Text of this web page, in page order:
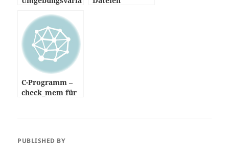
C-Programm –
check_mem für
PUBLISHED BY